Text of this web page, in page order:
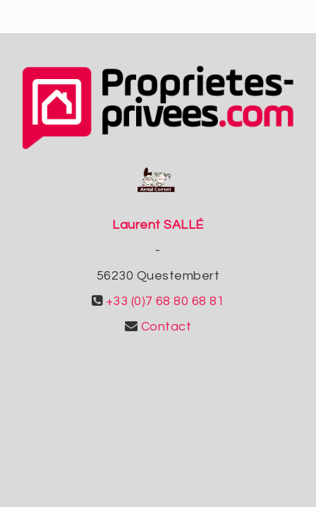
Laurent SALLÉ
-
56230 Questembert
+33 (0)7 68 80 68 81
Contact